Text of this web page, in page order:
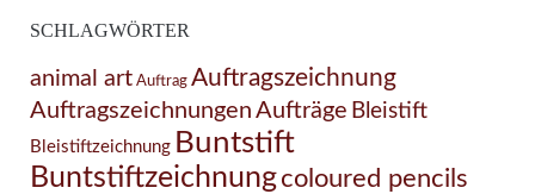
SCHLAGWÖRTER
animal art Auftrag Auftragszeichnung
Auftragszeichnungen Aufträge Bleistift
Bleistiftzeichnung Buntstift
Buntstiftzeichnungcoloured pencils